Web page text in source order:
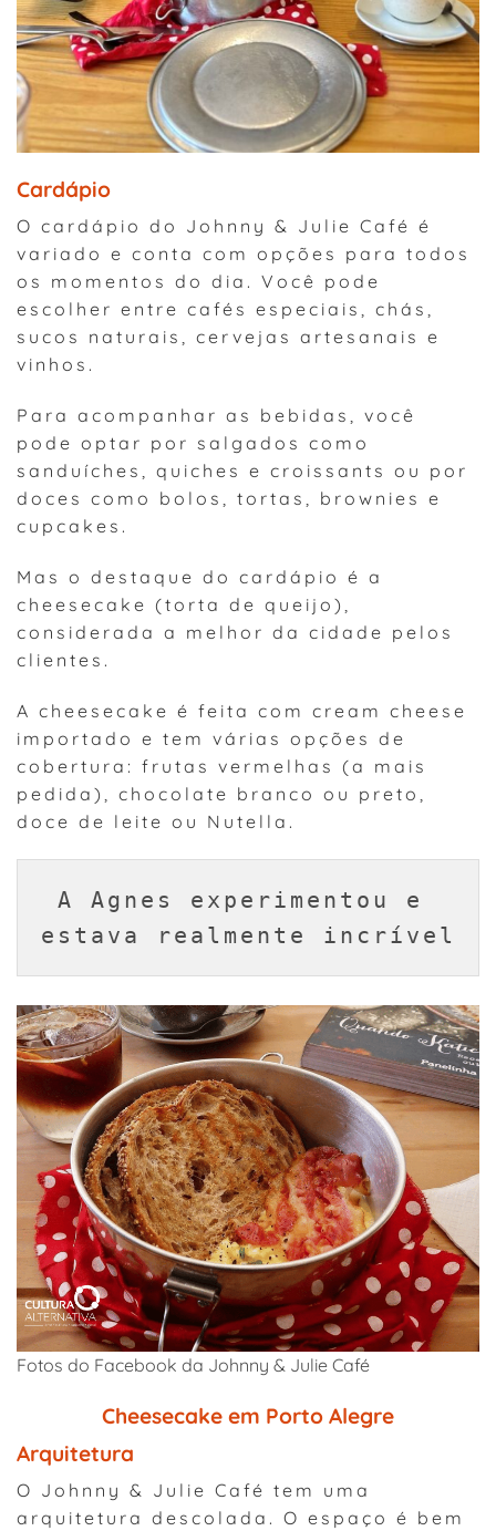
Cardápio
O cardápio do Johnny & Julie Café é
variado e conta com opções para todos
os momentos do dia. Você pode
escolher entre cafés especiais, chás,
sucos naturais, cervejas artesanais e
vinhos.
Para acompanhar as bebidas, você
pode optar por salgados como
sanduíches, quiches e croissants ou por
doces como bolos, tortas, brownies e
cupcakes.
Mas o destaque do cardápio é a
cheesecake (torta de queijo),
considerada a melhor da cidade pelos
clientes.
A cheesecake é feita com cream cheese
importado e tem várias opções de
cobertura: frutas vermelhas (a mais
pedida), chocolate branco ou preto,
doce de leite ou Nutella.
A Agnes experimentou e
estava realmente incrível
Fotos do Facebook da Johnny & Julie Café
Cheesecake em Porto Alegre
Arquitetura
O Johnny & Julie Café tem uma
arquitetura descolada. O espaço é bem